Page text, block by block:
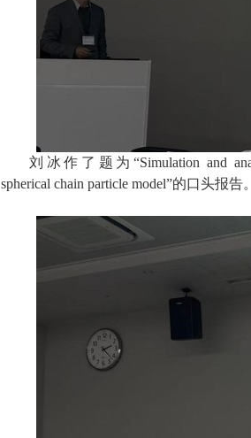
刘冰作了题为“Simulation and
spherical chain particle model”的口头报告。